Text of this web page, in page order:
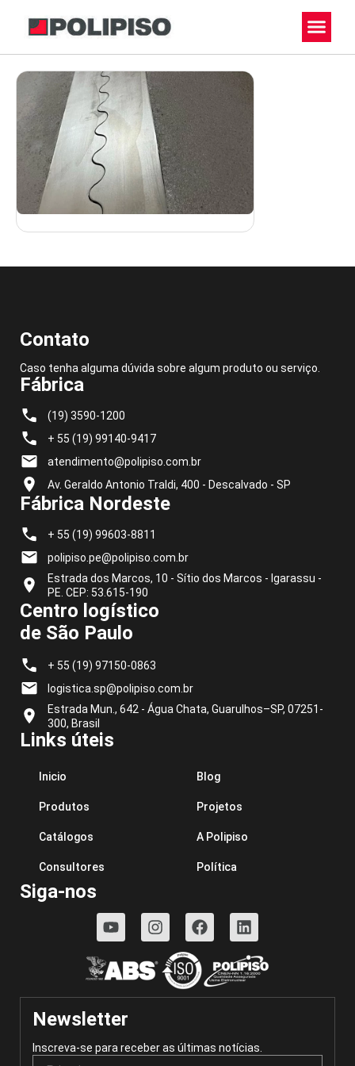
Contato
Caso tenha alguma dúvida sobre algum produto ou serviço.
Fábrica
(19) 3590-1200
+ 55 (19) 99140-9417
atendimento@polipiso.com.br
Av. Geraldo Antonio Traldi, 400 - Descalvado - SP
Fábrica Nordeste
+ 55 (19) 99603-8811
polipiso.pe@polipiso.com.br
Estrada dos Marcos, 10 - Sítio dos Marcos - Igarassu -
PE. CEP: 53.615-190
Centro logístico
de São Paulo
+ 55 (19) 97150-0863
logistica.sp@polipiso.com.br
Estrada Mun., 642 - Água Chata, Guarulhos–SP, 07251-
300, Brasil
Links úteis
Inicio
Produtos
Catálogos
Consultores
Blog
Projetos
A Polipiso
Política
Siga-nos
Newsletter
Inscreva-se para receber as últimas notícias.